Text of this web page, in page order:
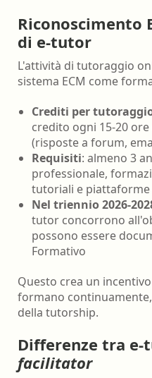
Riconoscimento
di e-tutor
L'attività di tutoraggio
sistema ECM come
Crediti per
credito ogni 15-20
(risposte a forum,
Requisiti: almeno 3
professionale,
tutoriali e
Nel triennio 2026-
tutor concorrono
possono essere
Formativo
Questo crea un
formano
della tutorship.
Differenze tra e-
facilitator